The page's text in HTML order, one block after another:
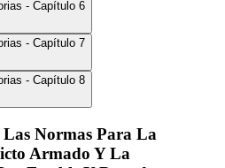
- Capítulo 6
- Capítulo 7
- Capítulo 8
Normas Para La
Armado Y La